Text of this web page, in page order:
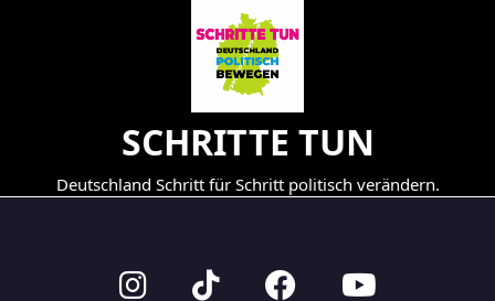
SCHRITTE TUN
Deutschland Schritt für Schritt politisch verändern.